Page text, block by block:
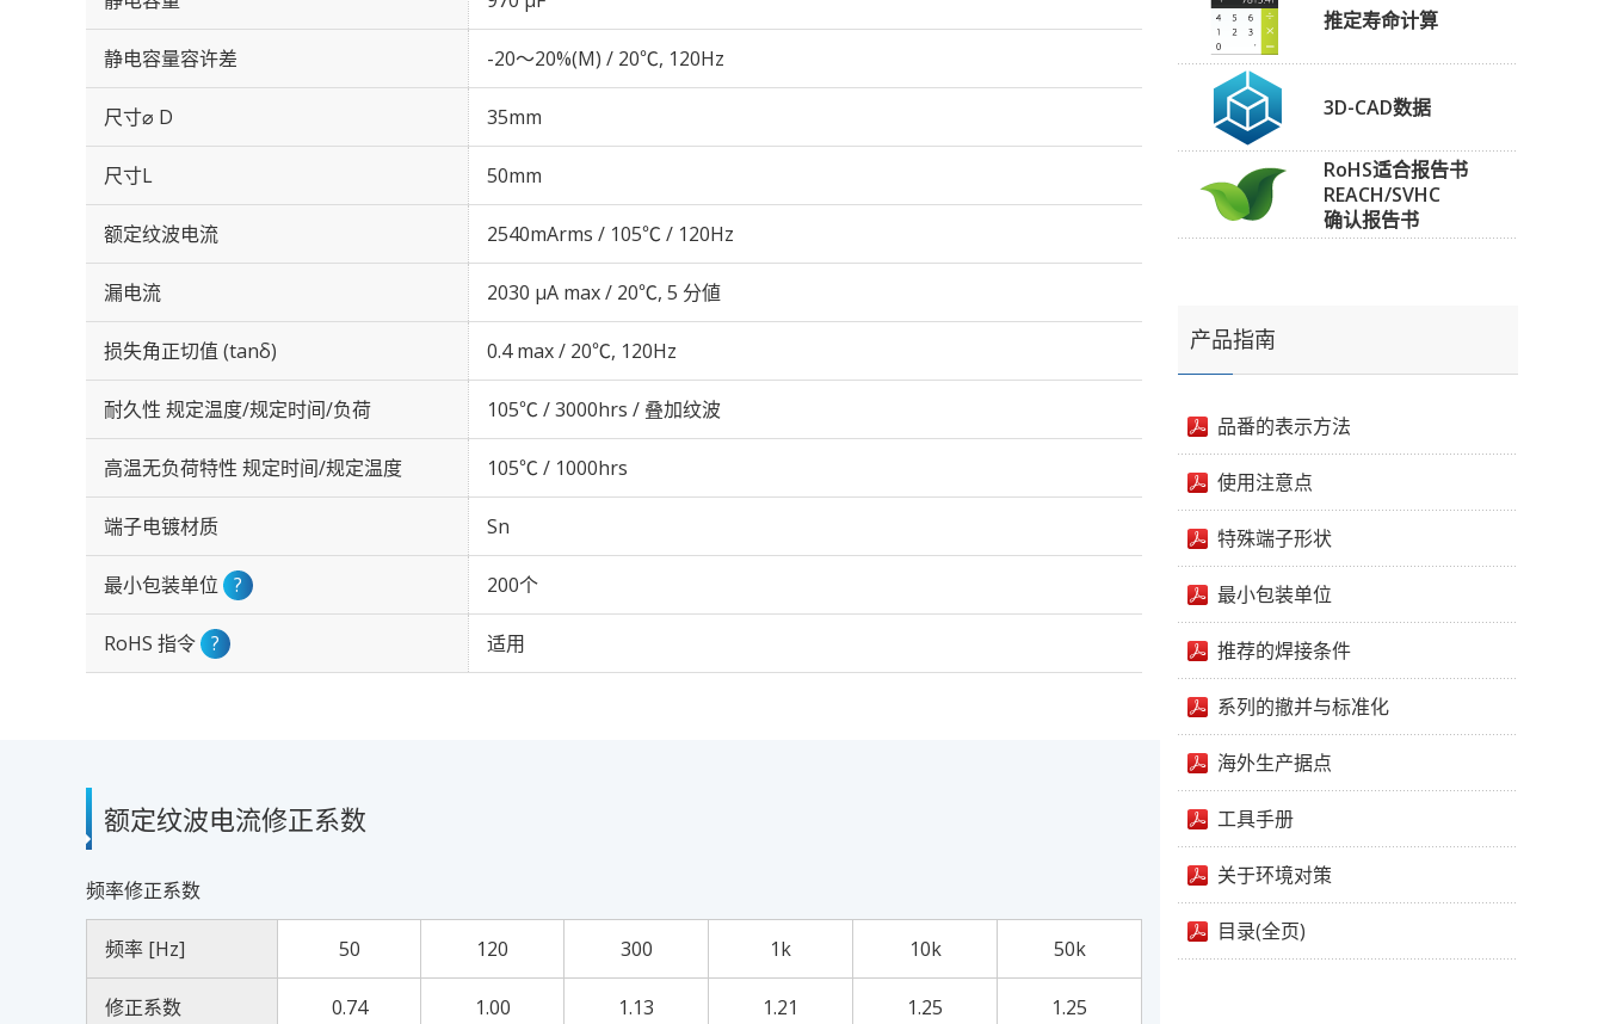
静电容量容许差 -20～20%(M) / 20℃, 120Hz
尺寸⌀ D 35mm
尺寸L 50mm
额定纹波电流 2540mArms / 105℃ / 120Hz
漏电流 2030 μA max / 20℃, 5 分値
损失角正切值 (tanδ) 0.4 max / 20℃, 120Hz
耐久性 规定温度/规定时间/负荷 105℃ / 3000hrs / 叠加纹波
高温无负荷特性 规定时间/规定温度 105℃ / 1000hrs
端子电镀材质 Sn
最小包装单位 ? 200个
RoHS 指令 ? 适用
额定纹波电流修正系数
频率修正系数
频率 [Hz] 50 120 300 1k 10k 50k
修正系数 0.74 1.00 1.13 1.21 1.25 1.25
推定寿命计算
3D-CAD数据
RoHS适合报告书
REACH/SVHC
确认报告书
产品指南
品番的表示方法
使用注意点
特殊端子形状
最小包装单位
推荐的焊接条件
系列的撤并与标准化
海外生产据点
工具手册
关于环境对策
目录(全页)